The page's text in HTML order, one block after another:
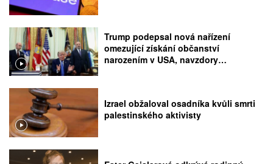
Trump podepsal nová nařízení
omezující získání občanství
narozením v USA, navzdory
Izrael obžaloval osadníka kvůli smrti
palestinského aktivisty